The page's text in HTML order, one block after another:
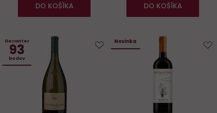
DO KOŠÍKA DO KOŠÍKA
Decanter
93
bodov
Novinka